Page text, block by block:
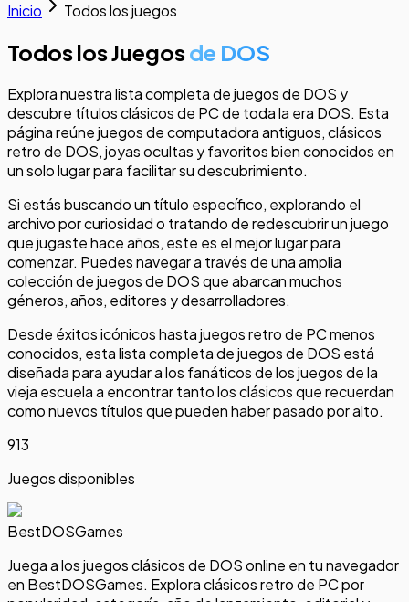
Inicio
Todos los juegos
Todos los Juegosde DOS
Explora nuestra lista completa de juegos de DOS y
descubre títulos clásicos de PC de toda la era DOS. Esta
página reúne juegos de computadora antiguos, clásicos
retro de DOS, joyas ocultas y favoritos bien conocidos en
un solo lugar para facilitar su descubrimiento.
Si estás buscando un título específico, explorando el
archivo por curiosidad o tratando de redescubrir un juego
que jugaste hace años, este es el mejor lugar para
comenzar. Puedes navegar a través de una amplia
colección de juegos de DOS que abarcan muchos
géneros, años, editores y desarrolladores.
Desde éxitos icónicos hasta juegos retro de PC menos
conocidos, esta lista completa de juegos de DOS está
diseñada para ayudar a los fanáticos de los juegos de la
vieja escuela a encontrar tanto los clásicos que recuerdan
como nuevos títulos que pueden haber pasado por alto.
913
Juegos disponibles
BestDOSGames
Juega a los juegos clásicos de DOS online en tu navegador
en BestDOSGames. Explora clásicos retro de PC por